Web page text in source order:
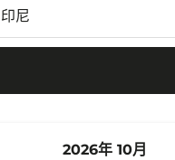
2026年 10月